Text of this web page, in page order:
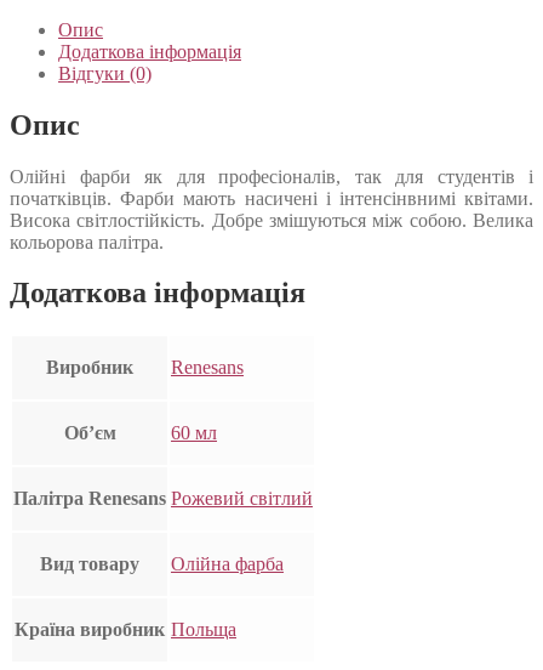
Опис
Додаткова інформація
Відгуки (0)
Опис
Олійні фарби як для професіоналів, так для студентів і
початківців. Фарби мають насичені і інтенсінвнимі квітами.
Висока світлостійкість. Добре змішуються між собою. Велика
кольорова палітра.
Додаткова інформація
Виробник Renesans
Об’єм 60 мл
Палітра Renesans Рожевий світлий
Вид товару Олійна фарба
Країна виробник Польща